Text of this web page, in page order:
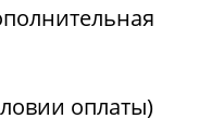
оплаты)